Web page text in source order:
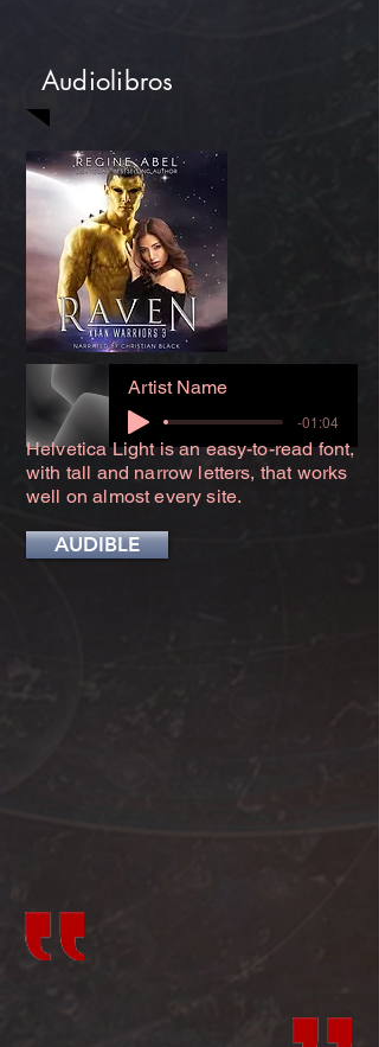
Audiolibros
Artist Name
-01:04
Helvetica Light is an easy-to-read font,
with tall and narrow letters, that works
well on almost every site.
AUDIBLE